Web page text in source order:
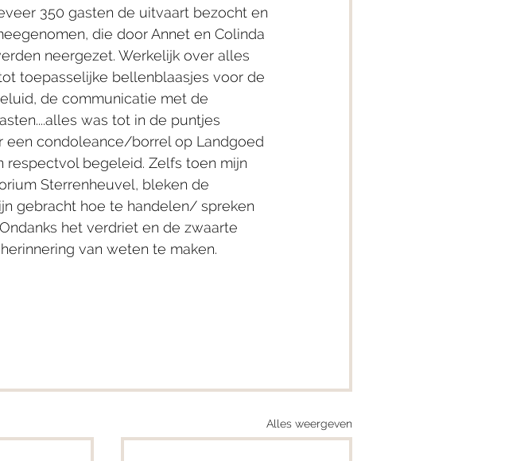
350 gasten de uitvaart bezocht en
die door Annet en Colinda
neergezet. Werkelijk over alles
toepasselijke bellenblaasjes voor de
de communicatie met de
was tot in de puntjes
een condoleance/borrel op Landgoed
respectvol begeleid. Zelfs toen mijn
Sterrenheuvel, bleken de
gebracht hoe te handelen/ spreken
het verdriet en de zwaarte
van weten te maken.
Alles weergeven